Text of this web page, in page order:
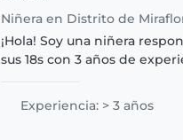
Niñera en Distrito de
¡Hola! Soy una niñera
sus 18s con 3 años de
manualidades y enseñar..
Experiencia: > 3 años